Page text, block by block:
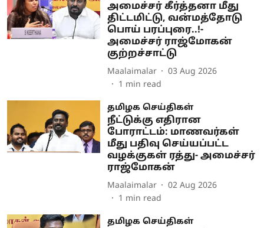
அமைச்சர் கீர்த்தனா மீது
திட்டமிட்டு, வன்மத்தோடு
பொய் பரப்புரை..!-
அமைச்சர் ராஜ்மோகன்
குற்றச்சாட்டு
Maalaimalar
03 Aug 2026
1 min read
தமிழக செய்திகள்
நீட்டுக்கு எதிரான
போராட்டம்: மாணவர்கள்
மீது பதிவு செய்யப்பட்ட
வழக்குகள் ரத்து- அமைச்சர்
ராஜ்மோகன்
Maalaimalar
02 Aug 2026
1 min read
தமிழக செய்திகள்